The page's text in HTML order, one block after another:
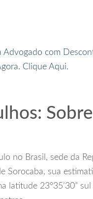
Advogado com
Clique Aqui.
Sobre
no Brasil, sede da
Sorocaba, sua
latitude 23º35’30”